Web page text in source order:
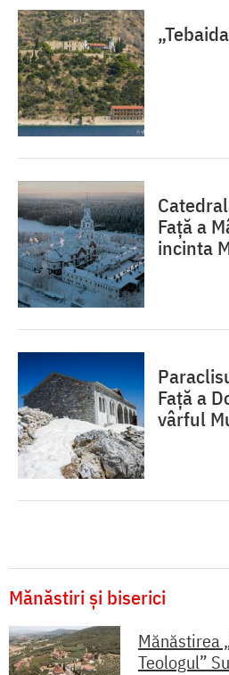
Față a
incinta
Față a
vârful
Mănăstiri și biserici
Mănăstirea
Teologul”